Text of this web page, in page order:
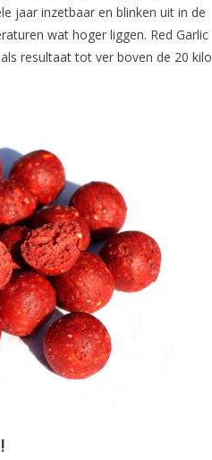
jaar inzetbaar en blinken uit in de
wat hoger liggen. Red Garlic
resultaat tot ver boven de 20 kilo